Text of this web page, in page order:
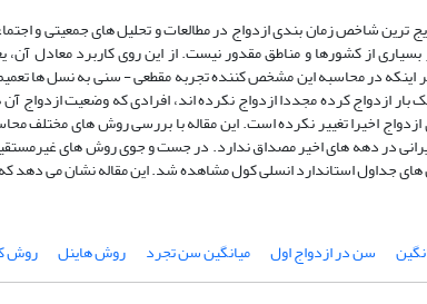
ترین شاخص زمان بندی ازدواج در مطالعات و تحلیل های جمعیتی و
اینکه در محاسبه این مشخص کننده تجربه مقطعی - سنی به نسل ها
ازدواج کرده مجددا ازدواج نکرده اند، افرادی که وضعیت ازدواج
اخیرا تغییر نکرده است. این مقاله با بررسی روش های مختلف
در دهه های اخیر مصداق ندارد. در جست و جوی روش های
های جداول استاندارد انسلی کول مشاهده شد. این مقاله نشان می
سن در ازدواج اول میانگین سن تجرد روش هاینل روش